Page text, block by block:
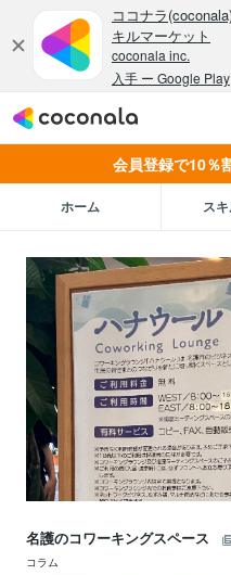
会員登録で10％
ホーム ス
名護のコワーキングスペース
コラム